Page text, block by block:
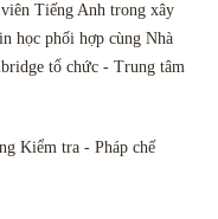
Tiếng Anh trong xây
học phối hợp cùng Nhà
tổ chức - Trung tâm
Kiểm tra - Pháp chế